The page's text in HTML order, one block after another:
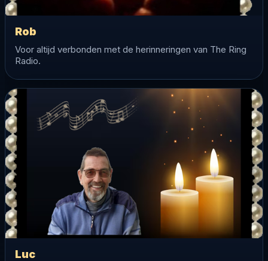
Rob
Voor altijd verbonden met de herinneringen van The Ring
Radio.
Luc